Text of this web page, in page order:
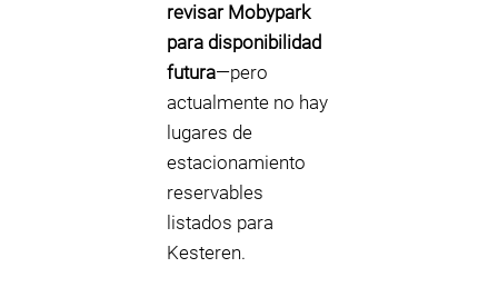
revisar Mobypark
para disponibilidad
futura—pero
actualmente no hay
lugares de
estacionamiento
reservables
listados para
Kesteren.